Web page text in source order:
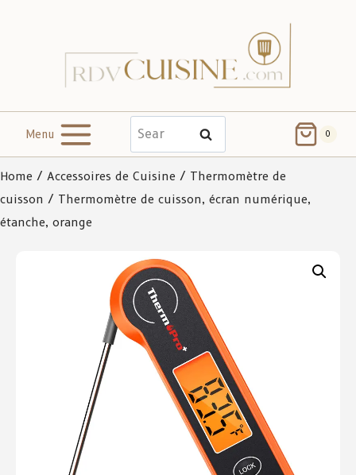
Menu Search 0
Home / Accessoires de Cuisine / Thermomètre de
cuisson / Thermomètre de cuisson, écran numérique,
étanche, orange